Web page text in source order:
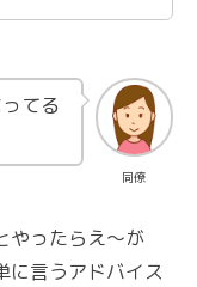
同僚
てる
やったらえ～が
に言うアドバイス